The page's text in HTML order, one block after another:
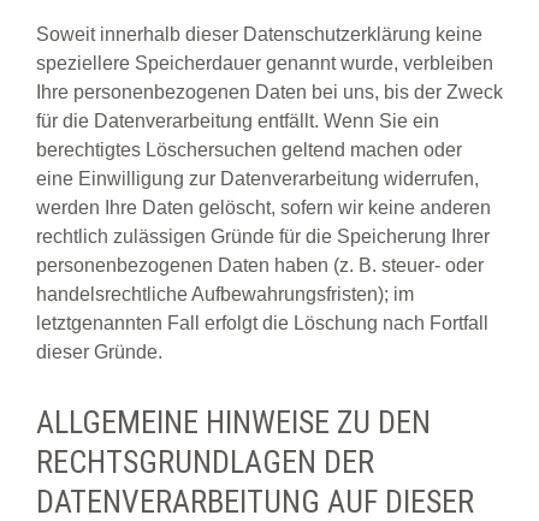
Soweit innerhalb dieser Datenschutzerklärung keine
speziellere Speicherdauer genannt wurde, verbleiben
Ihre personenbezogenen Daten bei uns, bis der Zweck
für die Datenverarbeitung entfällt. Wenn Sie ein
berechtigtes Löschersuchen geltend machen oder
eine Einwilligung zur Datenverarbeitung widerrufen,
werden Ihre Daten gelöscht, sofern wir keine anderen
rechtlich zulässigen Gründe für die Speicherung Ihrer
personenbezogenen Daten haben (z. B. steuer- oder
handelsrechtliche Aufbewahrungsfristen); im
letztgenannten Fall erfolgt die Löschung nach Fortfall
dieser Gründe.
ALLGEMEINE HINWEISE ZU DEN
RECHTSGRUNDLAGEN DER
DATENVERARBEITUNG AUF DIESER